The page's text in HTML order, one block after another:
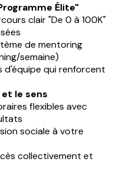
Élite"
clair "De 0 à 100K"
de mentoring
semaine)
d'équipe qui renforcent
le sens
flexibles avec
sociale à votre
collectivement et